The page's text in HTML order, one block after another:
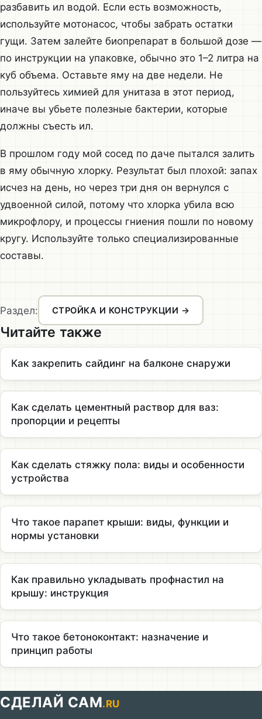
разбавить ил водой. Если есть возможность,
используйте мотонасос, чтобы забрать остатки
гущи. Затем залейте биопрепарат в большой дозе —
по инструкции на упаковке, обычно это 1–2 литра на
куб объема. Оставьте яму на две недели. Не
пользуйтесь химией для унитаза в этот период,
иначе вы убьете полезные бактерии, которые
должны съесть ил.
В прошлом году мой сосед по даче пытался залить
в яму обычную хлорку. Результат был плохой: запах
исчез на день, но через три дня он вернулся с
удвоенной силой, потому что хлорка убила всю
микрофлору, и процессы гниения пошли по новому
кругу. Используйте только специализированные
составы.
Раздел: СТРОЙКА И КОНСТРУКЦИИ →
Читайте также
Как закрепить сайдинг на балконе снаружи
Как сделать цементный раствор для ваз:
пропорции и рецепты
Как сделать стяжку пола: виды и особенности
устройства
Что такое парапет крыши: виды, функции и
нормы установки
Как правильно укладывать профнастил на
крышу: инструкция
Что такое бетоноконтакт: назначение и
принцип работы
СДЕЛАЙ САМ.RU